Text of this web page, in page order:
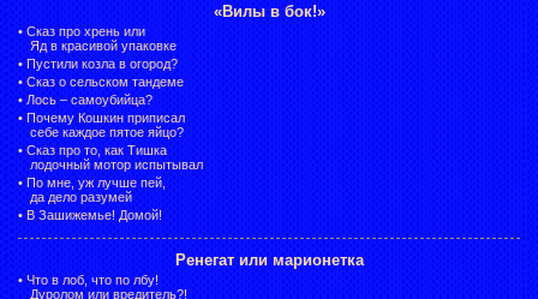
«Вилы в бок!»
• Сказ про хрень или
Яд в красивой упаковке
• Пустили козла в огород?
• Сказ о сельском тандеме
• Лось – самоубийца?
• Почему Кошкин приписал
себе каждое пятое яйцо?
• Сказ про то, как Тишка
лодочный мотор испытывал
• По мне, уж лучше пей,
да дело разумей
• В Зашижемье! Домой!
Ренегат или марионетка
• Что в лоб, что по лбу!
Дуролом или вредитель?!